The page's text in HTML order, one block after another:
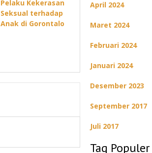
Pelaku Kekerasan
Seksual terhadap
Anak di Gorontalo
April 2024
Maret 2024
Februari 2024
Januari 2024
Desember 2023
September 2017
Juli 2017
Tag Populer